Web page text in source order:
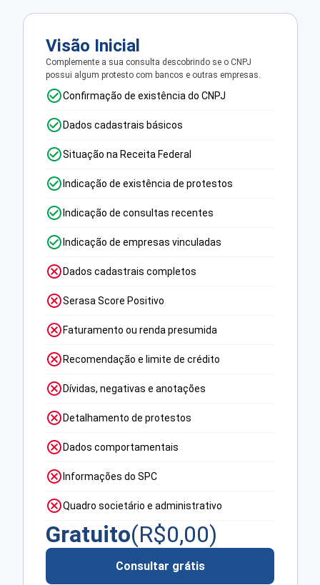
Visão Inicial
Complemente a sua consulta descobrindo se o CNPJ
possui algum protesto com bancos e outras empresas.
Confirmação de existência do CNPJ
Dados cadastrais básicos
Situação na Receita Federal
Indicação de existência de protestos
Indicação de consultas recentes
Indicação de empresas vinculadas
Dados cadastrais completos
Serasa Score Positivo
Faturamento ou renda presumida
Recomendação e limite de crédito
Dívidas, negativas e anotações
Detalhamento de protestos
Dados comportamentais
Informações do SPC
Quadro societário e administrativo
Gratuito(R$0,00)
Consultar grátis